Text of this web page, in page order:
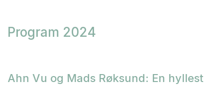
Program 2024
Ahn Vu og Mads Røksund: En hyllest